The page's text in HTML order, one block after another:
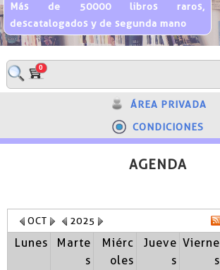
Más de 50000 libros raros,
descatalogados y de segunda mano
0
ÁREA PRIVADA
CONDICIONES
AGENDA
OCT 2025
Lunes
Marte
s
Miérc
oles
Jueve
s
Vierne
s